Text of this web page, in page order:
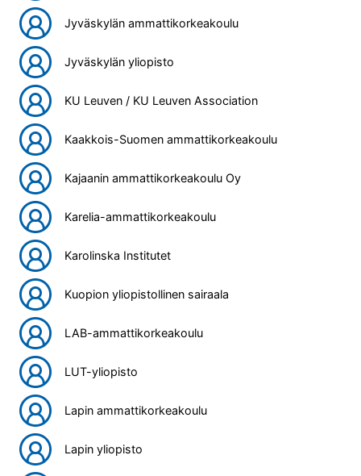
Jyväskylän ammattikorkeakoulu
Jyväskylän yliopisto
KU Leuven / KU Leuven Association
Kaakkois-Suomen ammattikorkeakoulu
Kajaanin ammattikorkeakoulu Oy
Karelia-ammattikorkeakoulu
Karolinska Institutet
Kuopion yliopistollinen sairaala
LAB-ammattikorkeakoulu
LUT-yliopisto
Lapin ammattikorkeakoulu
Lapin yliopisto